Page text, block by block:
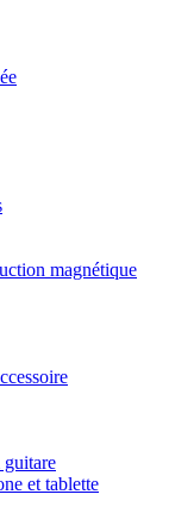
magnétique
guitare
et tablette